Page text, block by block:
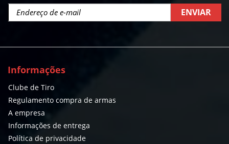
ENVIAR
Informações
Clube de Tiro
Regulamento compra de armas
A empresa
Informações de entrega
Política de privacidade